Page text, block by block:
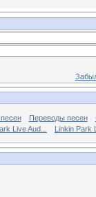
Переводы песен
Live Aud... Linkin Park